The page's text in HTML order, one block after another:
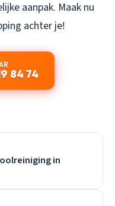
aanpak. Maak nu
achter je!
84 74
in